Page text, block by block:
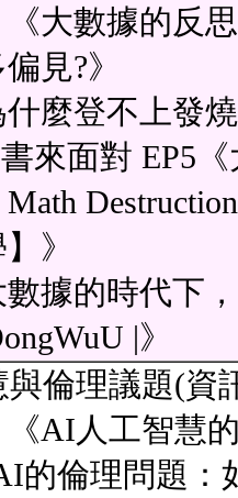
《大數據的反
見?》
麼登不上發
來面對 EP5
Math
》
據的時代下
|》
倫理議題(資
《AI人工智慧
的倫理問題：